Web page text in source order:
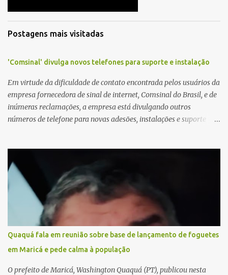
Postagens mais visitadas
'Comsinal' divulga novos telefones para suporte e instalação
Em virtude da dificuldade de contato encontrada pelos usuários da
empresa fornecedora de sinal de internet, Comsinal do Brasil, e de
inúmeras reclamações, a empresa está divulgando outros
números de telefone para novas adesões, instalações e suporte
Quaquá fala em reunião sobre base de lançamento de foguetes
em Maricá e pede calma à população
O prefeito de Maricá, Washington Quaquá (PT), publicou nesta